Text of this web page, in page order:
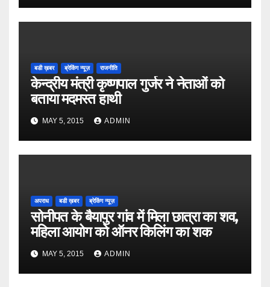
बडी ख़बर ब्रेकिंग न्यूज़ राजनीति
केन्द्रीय मंत्री कृष्णपाल गुर्जर ने नेताओं को
बताया मदमस्त हाथी
MAY 5, 2015 ADMIN
अपराध बडी ख़बर ब्रेकिंग न्यूज़
सोनीपत के बैयापुर गांव में मिला छात्रा का शव,
महिला आयोग को ऑनर किलिंग का शक
MAY 5, 2015 ADMIN